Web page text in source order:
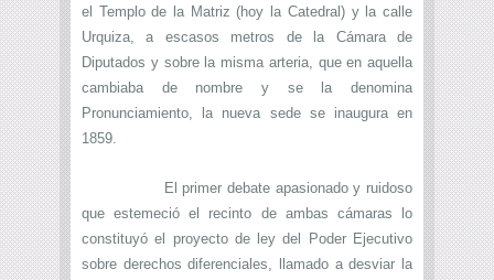
el Templo de la Matriz (hoy la Catedral) y la calle
Urquiza, a escasos metros de la Cámara de
Diputados y sobre la misma arteria, que en aquella
cambiaba de nombre y se la denomina
Pronunciamiento, la nueva sede se inaugura en
1859.
El primer debate apasionado y ruidoso
que estemeció el recinto de ambas cámaras lo
constituyó el proyecto de ley del Poder Ejecutivo
sobre derechos diferenciales, llamado a desviar la